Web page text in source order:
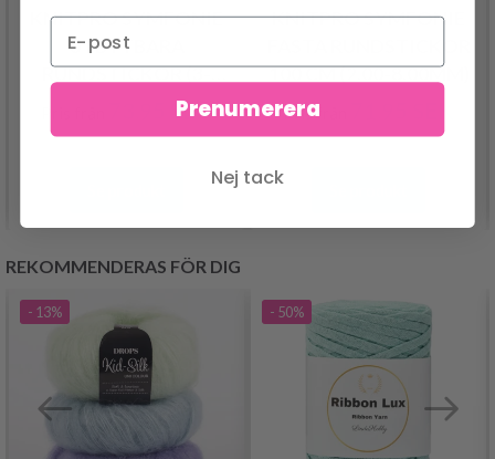
KNITPRO SYMFONIE
UTBYTBARA
RUNDSTICKOR (3-
73.95 SEK
KNITPRO SYMFONIE
100 CM (2.00-8.00MM)
Pris från
REKOMMENDERAS FÖR DIG
- 13% - 50%
Prenumerera
Nej tack